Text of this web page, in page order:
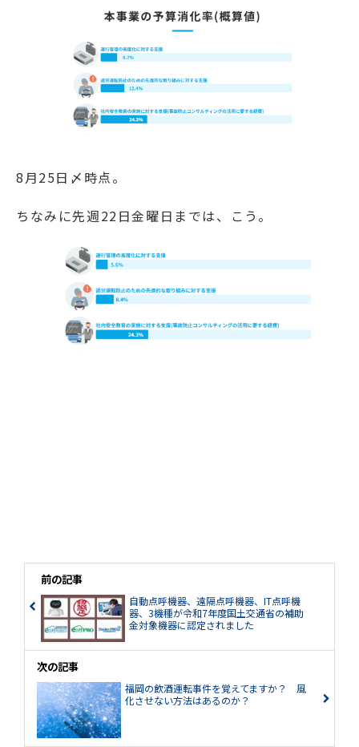
8月25日〆時点。
ちなみに先週22日金曜日までは、こう。
前の記事
自動点呼機器、遠隔点呼機器、IT点呼機
器、3機種が令和7年度国土交通省の補助
金対象機器に認定されました
次の記事
福岡の飲酒運転事件を覚えてますか？ 風
化させない方法はあるのか？